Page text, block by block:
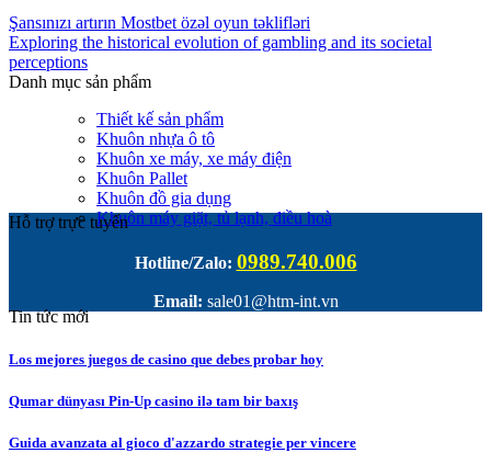
Şansınızı artırın Mostbet özəl oyun təklifləri
Exploring the historical evolution of gambling and its societal
perceptions
Danh mục sản phẩm
Thiết kế sản phẩm
Khuôn nhựa ô tô
Khuôn xe máy, xe máy điện
Khuôn Pallet
Khuôn đồ gia dụng
Khuôn máy giặt, tủ lạnh, điều hoà
Hỗ trợ trực tuyến
Hotline/Zalo: 0989.740.006
Email: sale01@htm-int.vn
Tin tức mới
Los mejores juegos de casino que debes probar hoy
Qumar dünyası Pin-Up casino ilə tam bir baxış
Guida avanzata al gioco d'azzardo strategie per vincere